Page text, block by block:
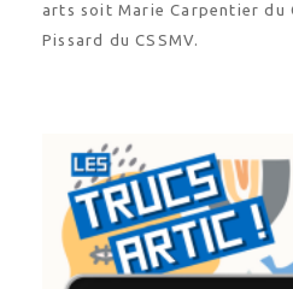
arts soit Marie Carpentier du
Pissard du CSSMV.